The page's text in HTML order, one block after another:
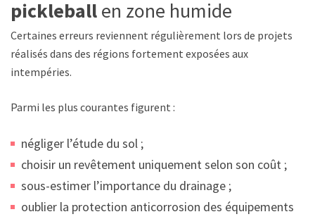
pickleballen zone humide
Certaines erreurs reviennent régulièrement lors de projets
réalisés dans des régions fortement exposées aux
intempéries.
Parmi les plus courantes figurent :
négliger l’étude du sol ;
choisir un revêtement uniquement selon son coût ;
sous-estimer l’importance du drainage ;
oublier la protection anticorrosion des équipements ;